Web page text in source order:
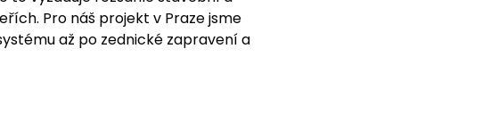
Pro náš projekt v Praze jsme
až po zednické zapravení a